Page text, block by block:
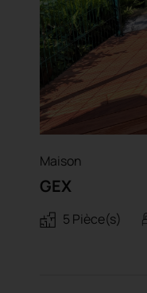
Maison
GEX
5 Pièce(s)